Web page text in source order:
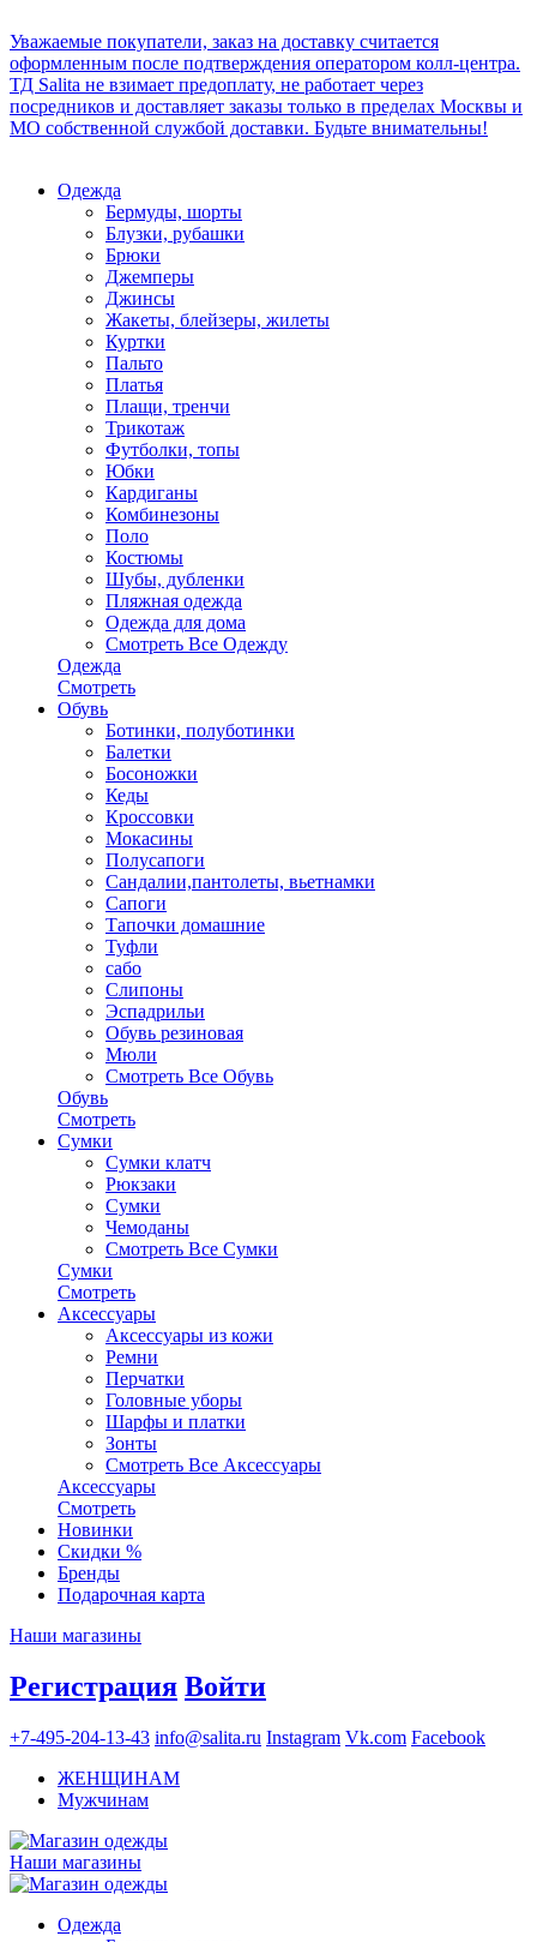
Уважаемые покупатели, заказ на доставку считается
оформленным после подтверждения оператором колл-центра.
ТД Salita не взимает предоплату, не работает через
посредников и доставляет заказы только в пределах Москвы и
МО собственной службой доставки. Будьте внимательны!
Одежда
Бермуды, шорты
Блузки, рубашки
Брюки
Джемперы
Джинсы
Жакеты, блейзеры, жилеты
Куртки
Пальто
Платья
Плащи, тренчи
Трикотаж
Футболки, топы
Юбки
Кардиганы
Комбинезоны
Поло
Костюмы
Шубы, дубленки
Пляжная одежда
Одежда для дома
Смотреть Все Одежду
Одежда
Смотреть
Обувь
Ботинки, полуботинки
Балетки
Босоножки
Кеды
Кроссовки
Мокасины
Полусапоги
Сандалии,пантолеты, вьетнамки
Сапоги
Тапочки домашние
Туфли
сабо
Слипоны
Эспадрильи
Обувь резиновая
Мюли
Смотреть Все Обувь
Обувь
Смотреть
Сумки
Сумки клатч
Рюкзаки
Сумки
Чемоданы
Смотреть Все Сумки
Сумки
Смотреть
Аксессуары
Аксессуары из кожи
Ремни
Перчатки
Головные уборы
Шарфы и платки
Зонты
Смотреть Все Аксессуары
Аксессуары
Смотреть
Новинки
Скидки %
Бренды
Подарочная карта
Наши магазины
Регистрация Войти
+7-495-204-13-43 info@salita.ru Instagram Vk.com Facebook
ЖЕНЩИНАМ
Мужчинам
Наши магазины
Одежда